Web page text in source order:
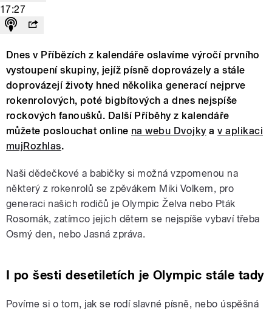
17:27
Dnes v Příbězích z kalendáře oslavíme výročí prvního
vystoupení skupiny, jejíž písně doprovázely a stále
doprovázejí životy hned několika generací nejprve
rokenrolových, poté bigbítových a dnes nejspíše
rockových fanoušků. Další Příběhy z kalendáře
můžete poslouchat online na webu Dvojky av aplikaci
mujRozhlas.
Naši dědečkové a babičky si možná vzpomenou na
některý z rokenrolů se zpěvákem Miki Volkem, pro
generaci našich rodičů je Olympic Želva nebo Pták
Rosomák, zatímco jejich dětem se nejspíše vybaví třeba
Osmý den, nebo Jasná zpráva.
I po šesti desetiletích je Olympic stále tady
Povíme si o tom, jak se rodí slavné písně, nebo úspěšná